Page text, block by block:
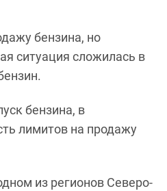
бензина, но
ситуация сложилась в
бензина, в
лимитов на продажу
из регионов Северо-